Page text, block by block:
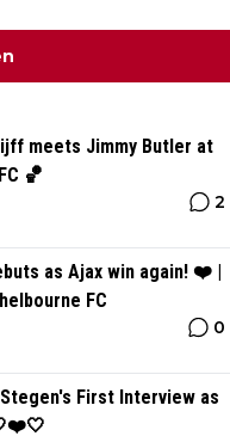
meets Jimmy Butler at
🏀
2
as Ajax win again! ❤️ |
FC
0
First Interview as